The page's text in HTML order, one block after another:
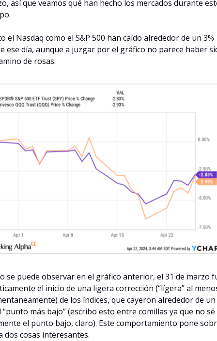
así que veamos qué han hecho los mercados durante
el Nasdaq como el S&P 500 han caído alrededor de un 3%
ese día, aunque a juzgar por el gráfico no parece haber
de rosas:
se puede observar en el gráfico anterior, el 31 de marzo
el inicio de una ligera corrección (“lígera” al
de los índices, que cayeron alrededor de un
“punto más bajo” (escribo esto entre comillas ya que no sé
el punto bajo, claro). Este comportamiento pone
dos cosas interesantes.